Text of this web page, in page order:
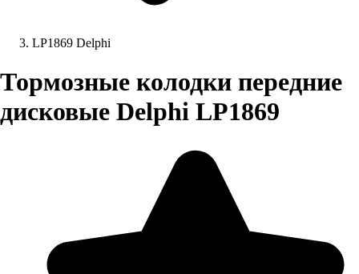
LP1869 Delphi
Тормозные колодки передние
дисковые Delphi LP1869